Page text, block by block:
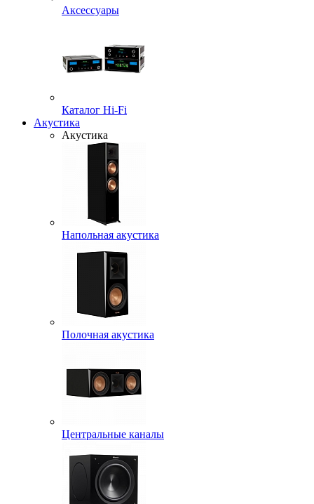
Аксессуары
Каталог Hi-Fi
Акустика
Акустика
Напольная акустика
Полочная акустика
Центральные каналы